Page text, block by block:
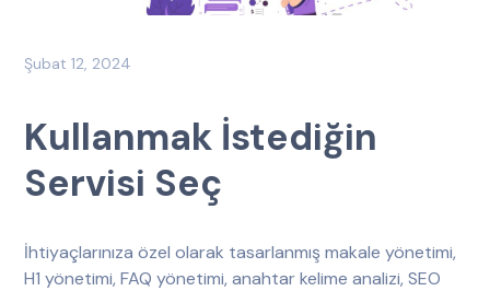
Şubat 12, 2024
Kullanmak İstediğin
Servisi Seç
İhtiyaçlarınıza özel olarak tasarlanmış makale yönetimi,
H1 yönetimi, FAQ yönetimi, anahtar kelime analizi, SEO